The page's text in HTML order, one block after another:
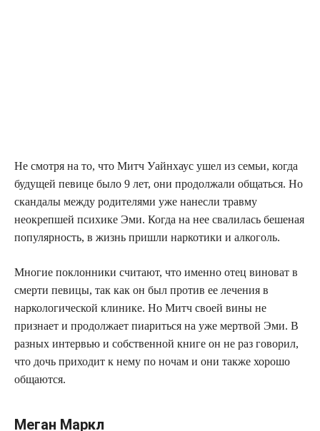
Не смотря на то, что Митч Уайнхаус ушел из семьи, когда
будущей певице было 9 лет, они продолжали общаться. Но
скандалы между родителями уже нанесли травму
неокрепшей психике Эми. Когда на нее свалилась бешеная
популярность, в жизнь пришли наркотики и алкоголь.
Многие поклонники считают, что именно отец виноват в
смерти певицы, так как он был против ее лечения в
наркологической клинике. Но Митч своей вины не
признает и продолжает пиариться на уже мертвой Эми. В
разных интервью и собственной книге он не раз говорил,
что дочь приходит к нему по ночам и они также хорошо
общаются.
Меган Маркл